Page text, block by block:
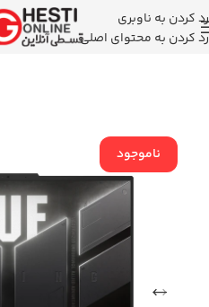
رد کردن به ناوبری
رد کردن به محتوای اصلی
ناموجود